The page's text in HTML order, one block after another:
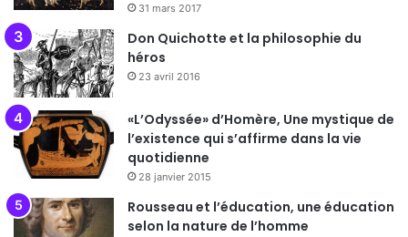
31 mars 2017
Don Quichotte et la philosophie du
héros
23 avril 2016
«L’Odyssée» d’Homère, Une mystique de
l’existence qui s’affirme dans la vie
quotidienne
28 janvier 2015
Rousseau et l’éducation, une éducation
selon la nature de l’homme